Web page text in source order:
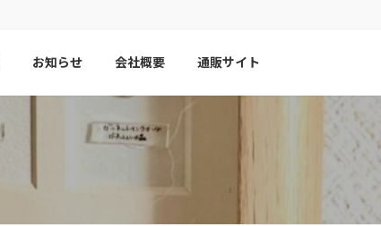
お知らせ 会社概要 通販サイト